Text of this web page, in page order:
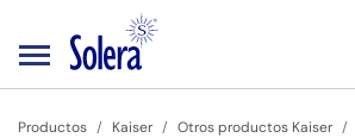
Productos Kaiser Otros productos Kaiser